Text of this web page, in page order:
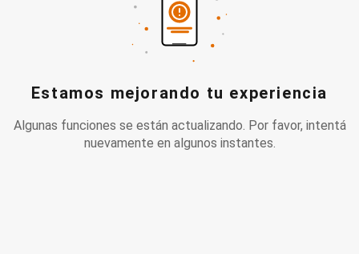
Estamos mejorando tu experiencia
Algunas funciones se están actualizando. Por favor, intentá
nuevamente en algunos instantes.